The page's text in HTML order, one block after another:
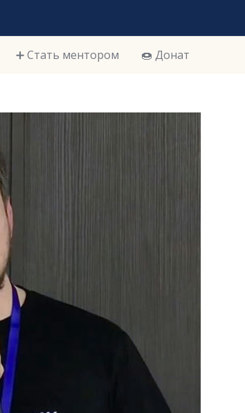
➕ Стать ментором 🍩 Донат